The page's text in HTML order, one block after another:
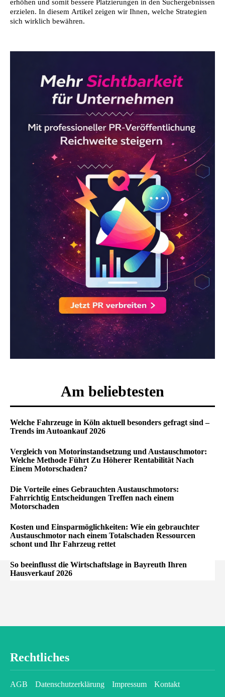
erhöhen und somit bessere Platzierungen in den Suchergebnissen
erzielen. In diesem Artikel zeigen wir Ihnen, welche Strategien
sich wirklich bewähren.
Am beliebtesten
Welche Fahrzeuge in Köln aktuell besonders gefragt sind –
Trends im Autoankauf 2026
Vergleich von Motorinstandsetzung und Austauschmotor:
Welche Methode Führt Zu Höherer Rentabilität Nach
Einem Motorschaden?
Die Vorteile eines Gebrauchten Austauschmotors:
Fahrrichtig Entscheidungen Treffen nach einem
Motorschaden
Kosten und Einsparmöglichkeiten: Wie ein gebrauchter
Austauschmotor nach einem Totalschaden Ressourcen
schont und Ihr Fahrzeug rettet
So beeinflusst die Wirtschaftslage in Bayreuth Ihren
Hausverkauf 2026
Rechtliches
AGB Datenschutzerklärung Impressum
Kontakt